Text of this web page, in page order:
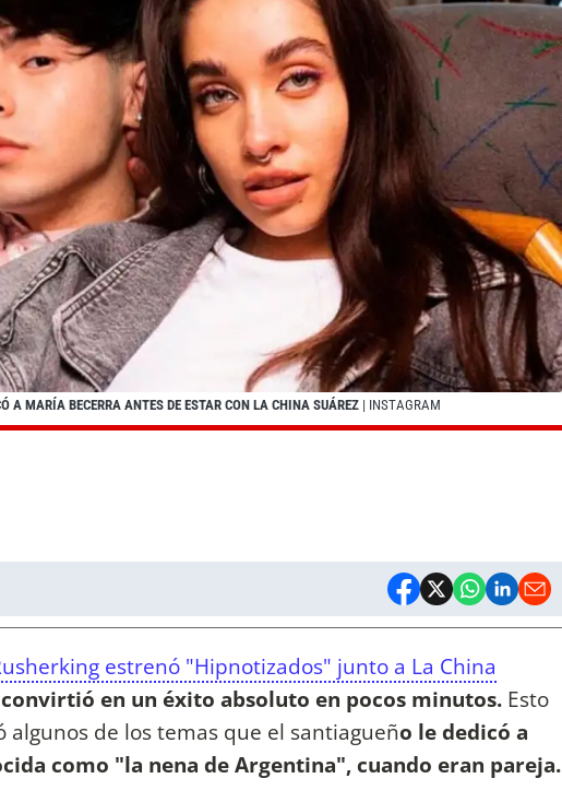
A MARÍA BECERRA ANTES DE ESTAR CON LA CHINA SUÁREZ | INSTAGRAM
estrenó "Hipnotizados" junto a La China
en un éxito absoluto en pocos minutos. Esto
algunos de los temas que el santiagueño le dedicó a
como "la nena de Argentina", cuando eran pareja.